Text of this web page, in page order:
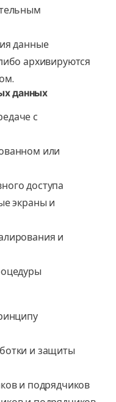
данные
архивируются
данных
с
или
доступа
экраны и
и
и защиты
и подрядчиков